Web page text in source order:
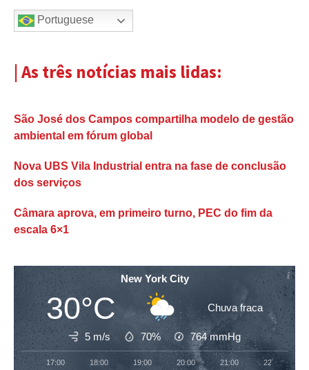
Portuguese
| As três notícias mais lidas:
São José dos Campos compartilha modelo de gestão
ambiental em fórum global
Nova UBS Vila Industrial entra na fase de conclusão
dos serviços
Câmara aprova, em primeiro turno, PEC do fim da
escala 6×1
New York City
30°C Chuva fraca
5 m/s 70% 764mmHg
17:00 18:00 19:00 20:00 21:00 22:00